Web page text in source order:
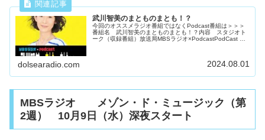
武川智美のまとものまとも！？
今回のオススメラジオ番組ではなくPodcast番組は＞＞＞
番組名 武川智美のまとものまとも！？内容 スタジオト
ーク（収録番組）放送局MBSラジオ×PodcastPodCast
dolsearadio.com 2024.08.01
MBSラジオ メゾン・ド・ミュージック（第
2週） 10月9日（水）深夜スタート